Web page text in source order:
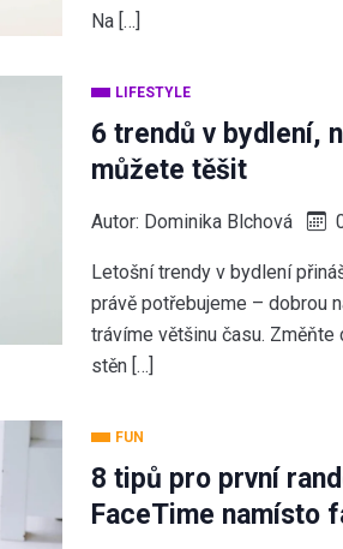
Na […]
LIFESTYLE
6 trendů v bydlení,
můžete těšit
Autor: Dominika Blchová
Letošní trendy v bydlení
právě potřebujeme – dobrou
trávíme většinu času.
stěn […]
FUN
8 tipů pro první
FaceTime namísto